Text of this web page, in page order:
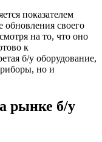
показателем
обновления своего
на то, что оно
к
б/у оборудование,
но и
рынке б/у